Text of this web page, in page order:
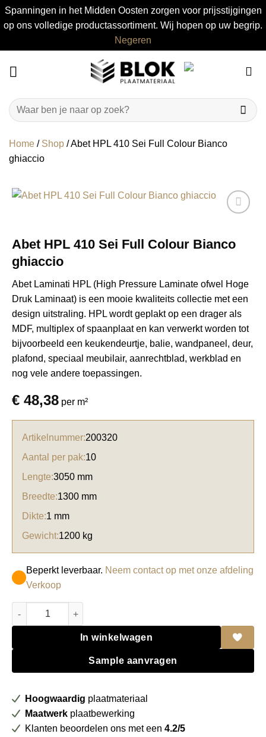
Spanningen in het Midden Oosten zorgen voor prijsstijgingen
op ons volledige productassortiment. Wij hopen op uw begrip.
Negeren
Zoeken
naar:
Home / Shop /Abet HPL 410 Sei Full Colour Bianco
ghiaccio
Abet HPL 410 Sei Full Colour Bianco
ghiaccio
Abet Laminati HPL (High Pressure Laminate ofwel Hoge
Druk Laminaat) is een mooie kwaliteits collectie met een
design uitstraling. HPL wordt geplakt op een drager als
MDF, multiplex of spaanplaat en kan verwerkt worden tot
bijvoorbeeld een keukendeurtje, balie, wandpaneel, deur,
plafond, speciaal meubilair, aanrechtblad, werkblad en
nog vele andere toepassingen.
€ 48,38 per m²
Artikelnummer:200320
Aantal per pak:10
Lengte:3050 mm
Breedte:1300 mm
Dikte:1 mm
Gewicht:1200 kg
Beperkt leverbaar. Neem contact op met onze afdeling
Verkoop
Abet HPL 410 Sei Full Colour Bianco ghiaccio aantal
In winkelwagen
Sample aanvragen
Hoogwaardig plaatmateriaal
Maatwerk plaatbewerking
Klanten beoordelen ons met een 4.2/5